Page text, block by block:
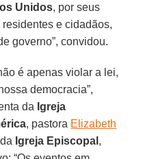
Unidos, por seus
e cidadãos,
governo”, convidou.
é apenas violar a lei,
democracia”,
da Igreja
, pastora Elizabeth
Igreja Episcopal ,